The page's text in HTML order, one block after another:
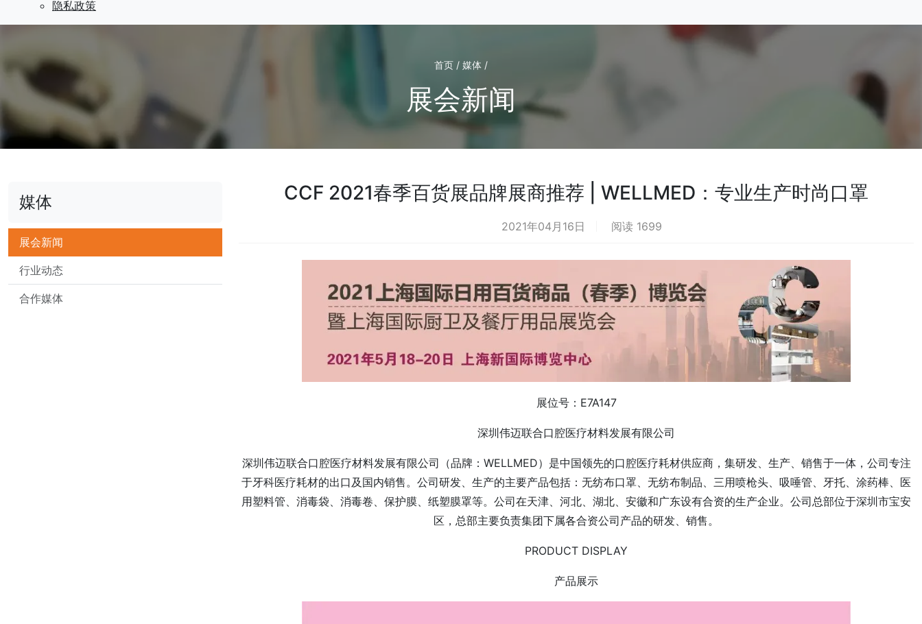
隐私政策
首页 / 媒体 /
展会新闻
媒体
展会新闻
行业动态
合作媒体
CCF 2021春季百货展品牌展商推荐 | WELLMED：专业生产时尚口罩
2021年04月16日 阅读 1699
展位号：E7A147
深圳伟迈联合口腔医疗材料发展有限公司
深圳伟迈联合口腔医疗材料发展有限公司（品牌：WELLMED）是中国领先的口腔医疗耗材供应商，集研发、生产、销售于一体，公司专注
于牙科医疗耗材的出口及国内销售。公司研发、生产的主要产品包括：无纺布口罩、无纺布制品、三用喷枪头、吸唾管、牙托、涂药棒、医
用塑料管、消毒袋、消毒卷、保护膜、纸塑膜罩等。公司在天津、河北、湖北、安徽和广东设有合资的生产企业。公司总部位于深圳市宝安
区，总部主要负责集团下属各合资公司产品的研发、销售。
PRODUCT DISPLAY
产品展示